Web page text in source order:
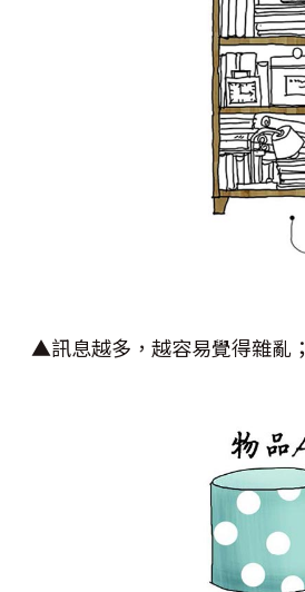
▲訊息越多，越容易覺得雜亂